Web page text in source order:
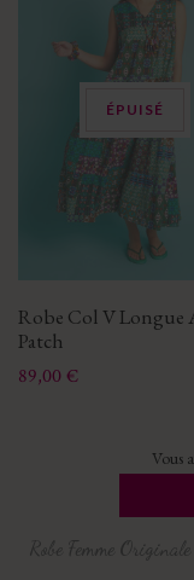
ÉPUISÉ
Robe Col V Longue
Patch
Prix
89,00 €
Vous
Robe Femme Originale